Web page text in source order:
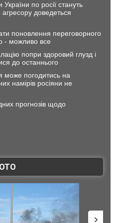
по росії стануть
доведеться
поновлення переговорного
- можливо все
попри здоровий глузд і
до останнього
може погодитись на
намірів росіяни не
прогнозів щодо